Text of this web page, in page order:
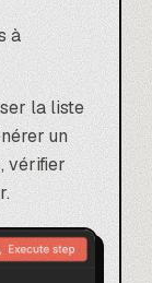
à
la liste
un
vérifier